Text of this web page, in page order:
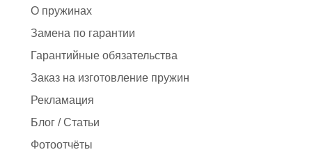
О пружинах
Замена по гарантии
Гарантийные обязательства
Заказ на изготовление пружин
Рекламация
Блог / Статьи
Фотоотчёты